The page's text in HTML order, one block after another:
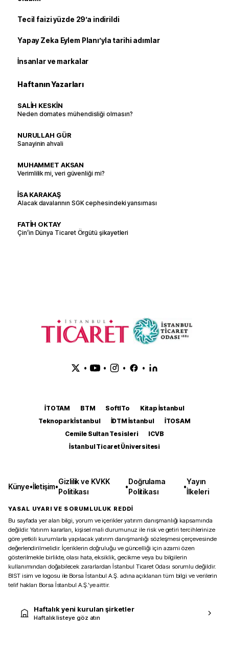
Tecil faizi yüzde 29’a indirildi
Yapay Zeka Eylem Planı’yla tarihi adımlar
İnsanlar ve markalar
Haftanın Yazarları
SALİH KESKİN
Neden domates mühendisliği olmasın?
NURULLAH GÜR
Sanayinin ahvali
MUHAMMET AKSAN
Verimlilik mi, veri güvenliği mi?
İSA KARAKAŞ
Alacak davalarının SGK cephesindeki yansıması
FATİH OKTAY
Çin’in Dünya Ticaret Örgütü şikayetleri
• • • •
İTOTAM BTM SoftITo
Kitap İstanbul
Teknopark İstanbul
İDTM İstanbul
İTOSAM
Cemile Sultan Tesisleri
ICVB
İstanbul Ticaret Üniversitesi
Künye•İletişim•
Gizlilik ve KVKK
Politikası
•
Doğrulama
Politikası
•
Yayın
İlkeleri
YASAL UYARI VE SORUMLULUK REDDİ
Bu sayfada yer alan bilgi, yorum ve içerikler yatırım danışmanlığı kapsamında
değildir. Yatırım kararları, kişisel mali durumunuz ile risk ve getiri tercihlerinize
göre yetkili kurumlarla yapılacak yatırım danışmanlığı sözleşmesi çerçevesinde
değerlendirilmelidir. İçeriklerin doğruluğu ve güncelliği için azami özen
gösterilmekle birlikte, olası hata, eksiklik, gecikme veya bu bilgilerin
kullanımından doğabilecek zararlardan İstanbul Ticaret Odası sorumlu değildir.
BIST isim ve logosu ile Borsa İstanbul A.Ş. adına açıklanan tüm bilgi ve verilerin
telif hakları Borsa İstanbul A.Ş.’ye aittir.
Haftalık yeni kurulan şirketler
Haftalık listeye göz atın